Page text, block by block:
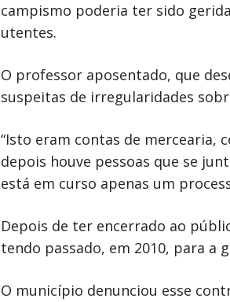
campismo poderia ter sido
utentes.
O professor aposentado, que
suspeitas de irregularidades
“Isto eram contas de mercearia,
depois houve pessoas que se
está em curso apenas um
Depois de ter encerrado ao
tendo passado, em 2010, para a
O município denunciou esse